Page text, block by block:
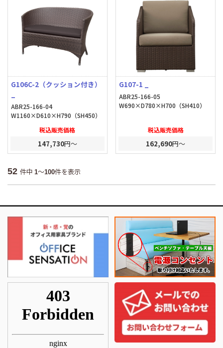
G106C-2（クッション付き）
ABR25-166-04
W1160×D610×H790（SH450）
税込販売価格
147,730円～
G107-1 _
ABR25-166-05
W690×D780×H700（SH410）
税込販売価格
162,690円～
52 件中 1～100件を表示